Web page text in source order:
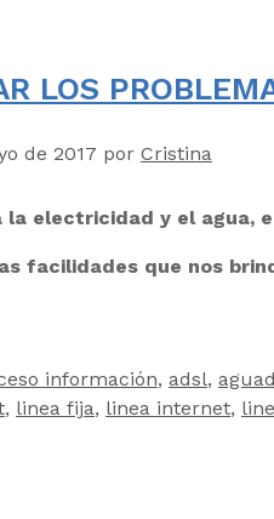
LOS
de 2017 por Cristina
electricidad y el agua,
facilidades que nos
información, adsl,
, linea fija, linea internet,